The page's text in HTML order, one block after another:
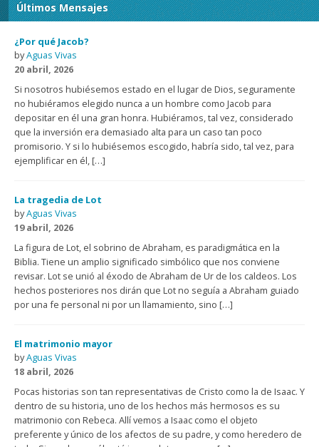
Últimos Mensajes
¿Por qué Jacob?
byAguas Vivas
20 abril, 2026
Si nosotros hubiésemos estado en el lugar de Dios, seguramente
no hubiéramos elegido nunca a un hombre como Jacob para
depositar en él una gran honra. Hubiéramos, tal vez, considerado
que la inversión era demasiado alta para un caso tan poco
promisorio. Y si lo hubiésemos escogido, habría sido, tal vez, para
ejemplificar en él, […]
La tragedia de Lot
byAguas Vivas
19 abril, 2026
La figura de Lot, el sobrino de Abraham, es paradigmática en la
Biblia. Tiene un amplio significado simbólico que nos conviene
revisar. Lot se unió al éxodo de Abraham de Ur de los caldeos. Los
hechos posteriores nos dirán que Lot no seguía a Abraham guiado
por una fe personal ni por un llamamiento, sino […]
El matrimonio mayor
byAguas Vivas
18 abril, 2026
Pocas historias son tan representativas de Cristo como la de Isaac. Y
dentro de su historia, uno de los hechos más hermosos es su
matrimonio con Rebeca. Allí vemos a Isaac como el objeto
preferente y único de los afectos de su padre, y como heredero de